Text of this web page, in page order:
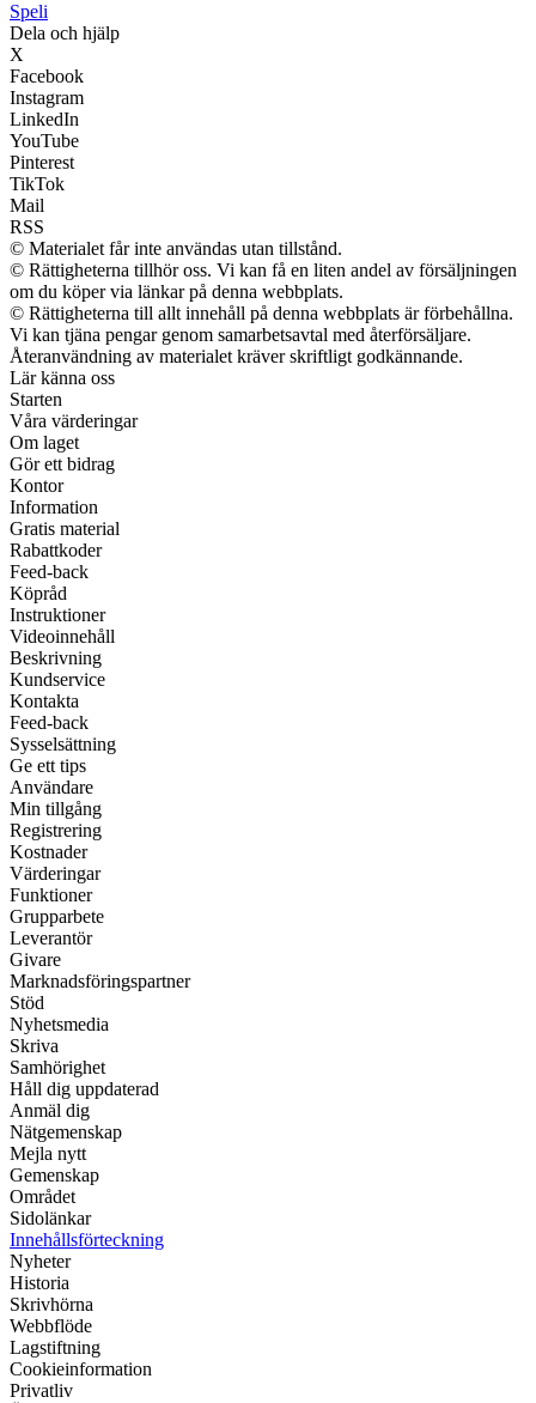
Speli
Dela och hjälp
X
Facebook
Instagram
LinkedIn
YouTube
Pinterest
TikTok
Mail
RSS
© Materialet får inte användas utan tillstånd.
© Rättigheterna tillhör oss. Vi kan få en liten andel av försäljningen
om du köper via länkar på denna webbplats.
© Rättigheterna till allt innehåll på denna webbplats är förbehållna.
Vi kan tjäna pengar genom samarbetsavtal med återförsäljare.
Återanvändning av materialet kräver skriftligt godkännande.
Lär känna oss
Starten
Våra värderingar
Om laget
Gör ett bidrag
Kontor
Information
Gratis material
Rabattkoder
Feed-back
Köpråd
Instruktioner
Videoinnehåll
Beskrivning
Kundservice
Kontakta
Feed-back
Sysselsättning
Ge ett tips
Användare
Min tillgång
Registrering
Kostnader
Värderingar
Funktioner
Grupparbete
Leverantör
Givare
Marknadsföringspartner
Stöd
Nyhetsmedia
Skriva
Samhörighet
Håll dig uppdaterad
Anmäl dig
Nätgemenskap
Mejla nytt
Gemenskap
Området
Sidolänkar
Innehållsförteckning
Nyheter
Historia
Skrivhörna
Webbflöde
Lagstiftning
Cookieinformation
Privatliv